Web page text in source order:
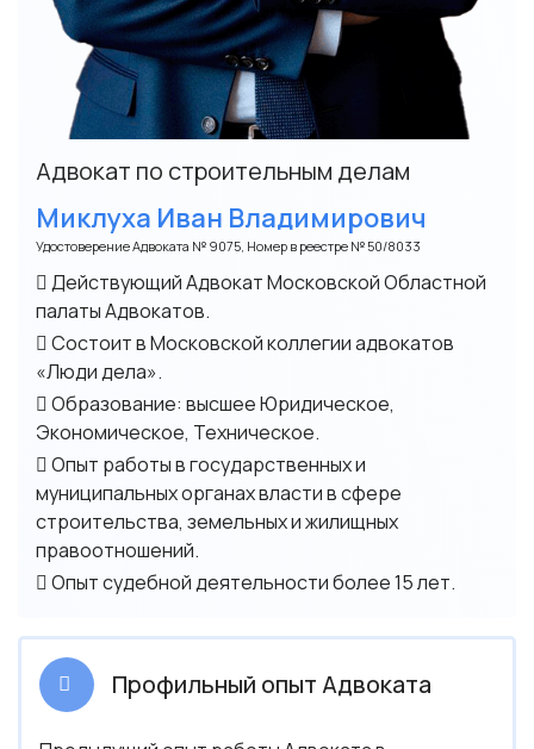
Адвокат по строительным делам
Миклуха Иван Владимирович
Удостоверение Адвоката № 9075, Номер в реестре № 50/8033
Действующий Адвокат Московской Областной
палаты Адвокатов.
Состоит в Московской коллегии адвокатов
«Люди дела».
Образование: высшее Юридическое,
Экономическое, Техническое.
Опыт работы в государственных и
муниципальных органах власти в сфере
строительства, земельных и жилищных
правоотношений.
Опыт судебной деятельности более 15 лет.
Профильный опыт Адвоката